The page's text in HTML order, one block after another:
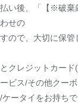
い後、「【※破棄
せの
ので、大切に保
クレジットカード
ビス/その他クー
ータイをお持ち